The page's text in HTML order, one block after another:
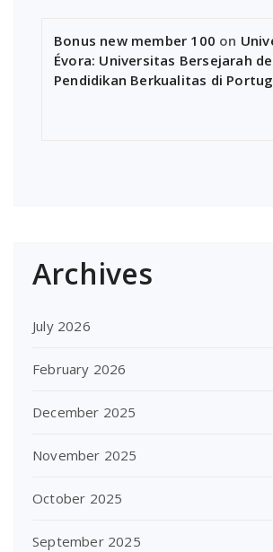
Bonus new member 100 on
Évora: Universitas Bersejarah
Pendidikan Berkualitas di
Archives
July 2026
February 2026
December 2025
November 2025
October 2025
September 2025